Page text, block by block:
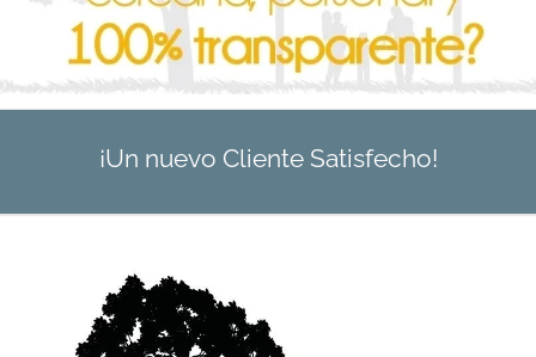
¡Un nuevo Cliente Satisfecho!